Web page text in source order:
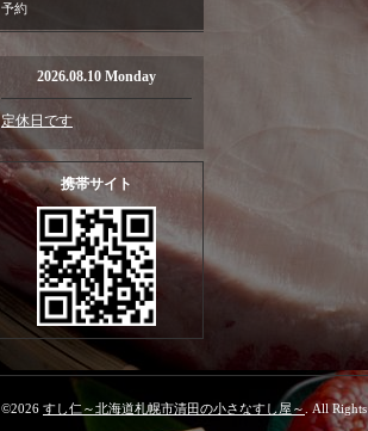
予約
2026.08.10 Monday
定休日です
携帯サイト
©2026 すし仁～北海道札幌市清田の小さなすし屋～ . All